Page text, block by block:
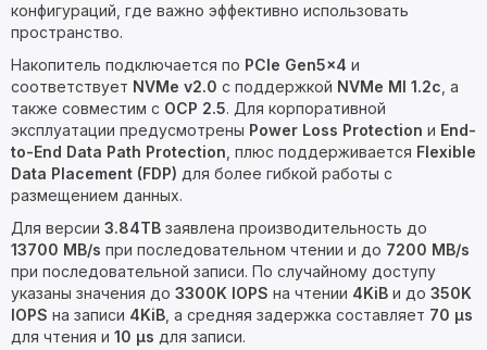
конфигураций, где важно эффективно использовать
пространство.
Накопитель подключается по PCIe Gen5x4 и
соответствует NVMe v2.0 с поддержкой NVMe MI 1.2c , а
также совместим с OCP 2.5. Для корпоративной
эксплуатации предусмотрены Power Loss Protection и End-
to-End Data Path Protection , плюс поддерживается Flexible
Data Placement (FDP) для более гибкой работы с
размещением данных.
Для версии 3.84TB заявлена производительность до
13700 MB/s при последовательном чтении и до 7200 MB/s
при последовательной записи. По случайному доступу
указаны значения до 3300K IOPS на чтении 4KiB и до 350K
IOPS на записи 4KiB , а средняя задержка составляет 70 µs
для чтения и 10 µs для записи.